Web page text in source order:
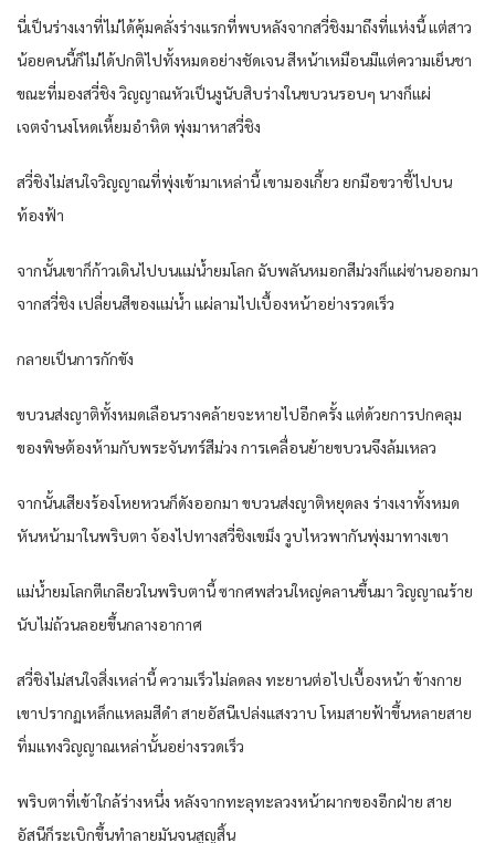
นี่เป็นร่างเงาที่ไม่ได้คุ้มคลั่งร่างแรกที่พบหลังจากสวี่ชิงมาถึงที่แห่งนี้ แต่สาว
น้อยคนนี้ก็ไม่ได้ปกติไปทั้งหมดอย่างชัดเจน สีหน้าเหมือนมีแต่ความเย็นชา
ขณะที่มองสวี่ชิง วิญญาณหัวเป็นงูนับสิบร่างในขบวนรอบๆ นางก็แผ่
เจตจำนงโหดเหี้ยมอำหิต พุ่งมาหาสวี่ชิง
สวี่ชิงไม่สนใจวิญญาณที่พุ่งเข้ามาเหล่านี้ เขามองเกี้ยว ยกมือขวาชี้ไปบน
ท้องฟ้า
จากนั้นเขาก็ก้าวเดินไปบนแม่น้ำยมโลก ฉับพลันหมอกสีม่วงก็แผ่ซ่านออกมา
จากสวี่ชิง เปลี่ยนสีของแม่น้ำ แผ่ลามไปเบื้องหน้าอย่างรวดเร็ว
กลายเป็นการกักขัง
ขบวนส่งญาติทั้งหมดเลือนรางคล้ายจะหายไปอีกครั้ง แต่ด้วยการปกคลุม
ของพิษต้องห้ามกับพระจันทร์สีม่วง การเคลื่อนย้ายขบวนจึงล้มเหลว
จากนั้นเสียงร้องโหยหวนก็ดังออกมา ขบวนส่งญาติหยุดลง ร่างเงาทั้งหมด
หันหน้ามาในพริบตา จ้องไปทางสวี่ชิงเขม็ง วูบไหวพากันพุ่งมาทางเขา
แม่น้ำยมโลกตีเกลียวในพริบตานี้ ซากศพส่วนใหญ่คลานขึ้นมา วิญญาณร้าย
นับไม่ถ้วนลอยขึ้นกลางอากาศ
สวี่ชิงไม่สนใจสิ่งเหล่านี้ ความเร็วไม่ลดลง ทะยานต่อไปเบื้องหน้า ข้างกาย
เขาปรากฏเหล็กแหลมสีดำ สายอัสนีเปล่งแสงวาบ โหมสายฟ้าขึ้นหลายสาย
ทิ่มแทงวิญญาณเหล่านั้นอย่างรวดเร็ว
พริบตาที่เข้าใกล้ร่างหนึ่ง หลังจากทะลุทะลวงหน้าผากของอีกฝ่าย สาย
อัสนีก็ระเบิกขึ้นทำลายมันจนสูญสิ้น